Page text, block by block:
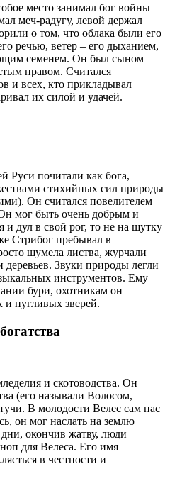
место занимал бог войны
меч-радугу, левой держал
о том, что облака были его
речью, ветер – его дыханием,
семенем. Он был сыном
нравом. Считался
и всех, кто прикладывал
их силой и удачей.
Руси почитали как бога,
стихийных сил природы
Он считался повелителем
мог быть очень добрым и
и дул в свой рог, то не на шутку
Стрибог пребывал в
шумела листва, журчали
деревьев. Звуки природы легли
инструментов. Ему
бури, охотникам он
и пугливых зверей.
и скотоводства. Он
(его называли Волосом,
В молодости Велес сам пас
он мог наслать на землю
окончив жатву, люди
для Велеса. Его имя
в честности и